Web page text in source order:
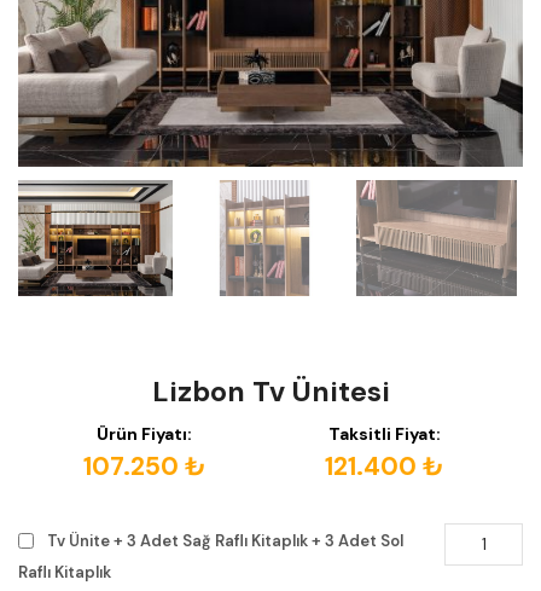
Lizbon Tv Ünitesi
Ürün Fiyatı:
107.250 ₺
Taksitli Fiyat:
121.400 ₺
Tv Ünite + 3 Adet Sağ Raflı Kitaplık + 3 Adet Sol
Raflı Kitaplık